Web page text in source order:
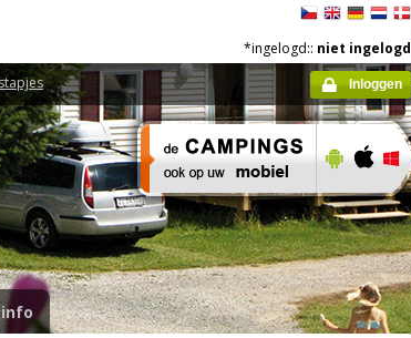
*ingelogd:: niet ingelogd
Inloggen